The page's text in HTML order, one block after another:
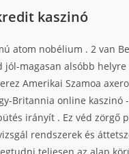
kaszinó
atom nobélium . 2 van
jól-magasan alsóbb
Amerikai Szamoa
Britannia online kaszinó
irányít . Ez véd zörgő
rendszerek és